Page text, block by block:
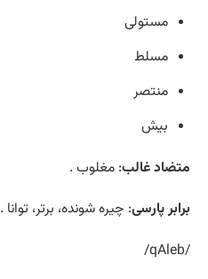
مستولی
مسلط
منتصر
بیش
متضاد غالب: مغلوب .
برابر پارسی: چیره شونده، برتر، توانا .
/qAleb/